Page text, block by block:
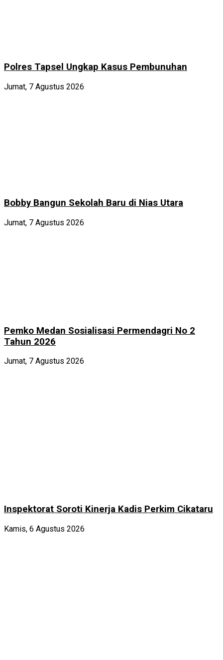
Polres Tapsel Ungkap Kasus Pembunuhan
Jumat, 7 Agustus 2026
Bobby Bangun Sekolah Baru di Nias Utara
Jumat, 7 Agustus 2026
Pemko Medan Sosialisasi Permendagri No 2
Tahun 2026
Jumat, 7 Agustus 2026
Inspektorat Soroti Kinerja Kadis Perkim Cikataru
Kamis, 6 Agustus 2026